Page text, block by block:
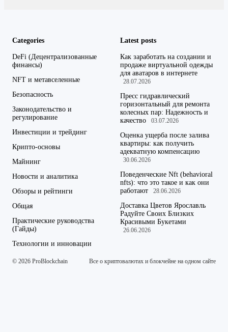
Categories
DeFi (Децентрализованные
финансы)
NFT и метавселенные
Безопасность
Законодательство и
регулирование
Инвестиции и трейдинг
Крипто-основы
Майнинг
Новости и аналитика
Обзоры и рейтинги
Общая
Практические руководства
(Гайды)
Технологии и инновации
Latest posts
Как заработать на создании и
продаже виртуальной одежды
для аватаров в интернете
28.07.2026
Пресс гидравлический
горизонтальный для ремонта
колесных пар: Надежность и
качество
03.07.2026
Оценка ущерба после залива
квартиры: как получить
адекватную компенсацию
30.06.2026
Поведенческие Nft (behavioral
nfts): что это такое и как они
работают
28.06.2026
Доставка Цветов Ярославль
Радуйте Своих Близких
Красивыми Букетами
26.06.2026
© 2026 ProBlockchain Все о криптовалютах и блокчейне на одном сайте